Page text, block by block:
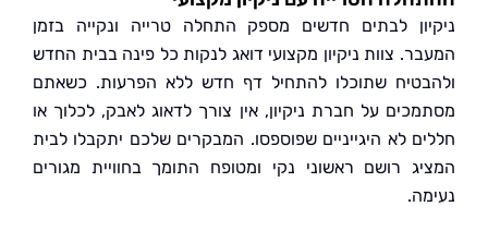
לבתים חדשים מספק התחלה טרייה ונקייה בזמן
צוות ניקיון מקצועי דואג לנקות כל פינה בבית החדש
שתוכלו להתחיל דף חדש ללא הפרעות. כשאתם
על חברת ניקיון, אין צורך לדאוג לאבק, לכלוך או
לא היגייניים שפוספסו. המבקרים שלכם יתקבלו לבית
רושם ראשוני נקי ומטופח התומך בחוויית מגורים